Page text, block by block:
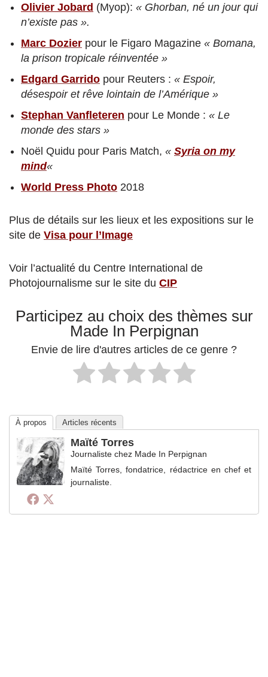
Olivier Jobard (Myop): « Ghorban, né un jour qui
n’existe pas ».
Marc Dozier pour le Figaro Magazine « Bomana,
la prison tropicale réinventée »
Edgard Garrido pour Reuters : « Espoir,
désespoir et rêve lointain de l’Amérique »
Stephan Vanfleteren pour Le Monde : « Le
monde des stars »
Noël Quidu pour Paris Match, « Syria on my
mind«
World Press Photo 2018
Plus de détails sur les lieux et les expositions sur le
site de Visa pour l’Image
Voir l’actualité du Centre International de
Photojournalisme sur le site du CIP
Participez au choix des thèmes sur
Made In Perpignan
Envie de lire d'autres articles de ce genre ?
À propos Articles récents
Maïté Torres
Journaliste chez Made In Perpignan
Maïté Torres, fondatrice, rédactrice en chef et
journaliste.